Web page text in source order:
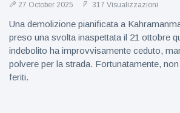
27 October 2025 317 Visualizzazioni
Una demolizione pianificata a
preso una svolta inaspettata il 21 ottobre
indebolito ha improvvisamente ceduto,
polvere per la strada. Fortunatamente,
feriti.